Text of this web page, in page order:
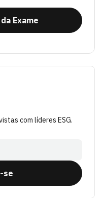
Exame
com líderes ESG.
se